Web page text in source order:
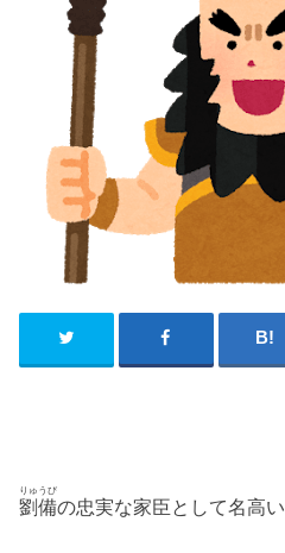
劉備
りゅうび
の忠実な家臣として名高い